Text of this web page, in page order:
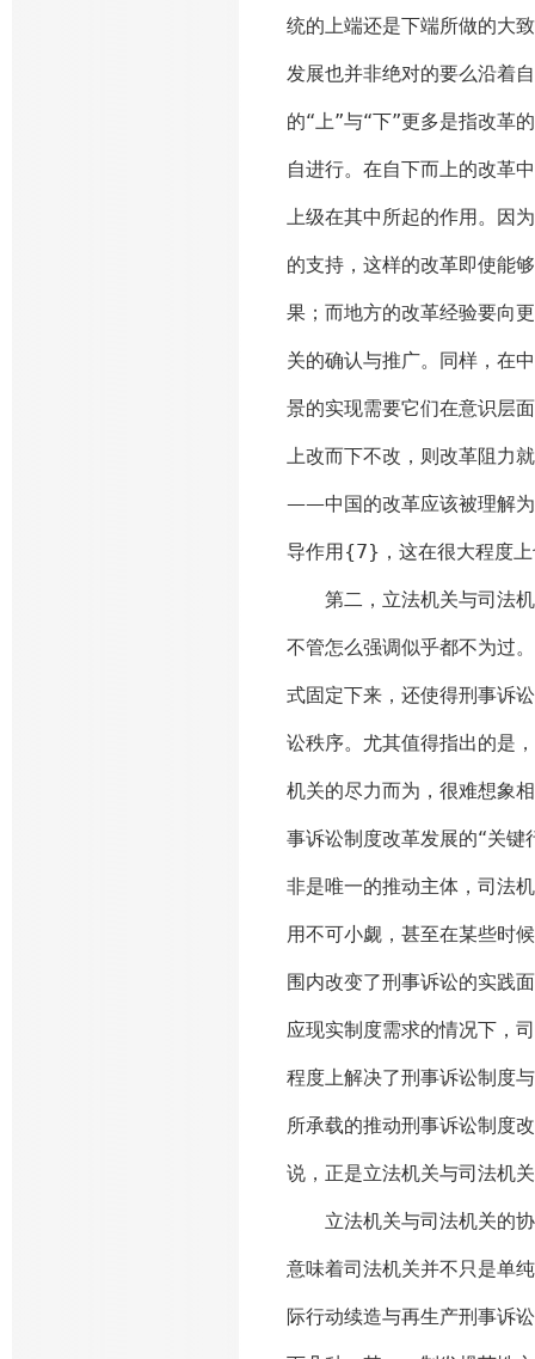
统的上端还是下端所做的大
发展也并非绝对的要么沿着
的“上”与“下”更多是指改革
自进行。在自下而上的改革
上级在其中所起的作用。因
的支持，这样的改革即使能
果；而地方的改革经验要向
关的确认与推广。同样，在
景的实现需要它们在意识层
上改而下不改，则改革阻力
——中国的改革应该被理解为
导作用{7}，这在很大程度上
第二，立法机关与司法机
不管怎么强调似乎都不为过
式固定下来，还使得刑事诉
讼秩序。尤其值得指出的是
机关的尽力而为，很难想象
事诉讼制度改革发展的“关
非是唯一的推动主体，司法
用不可小觑，甚至在某些时
围内改变了刑事诉讼的实践
应现实制度需求的情况下，
程度上解决了刑事诉讼制度
所承载的推动刑事诉讼制度
说，正是立法机关与司法机
立法机关与司法机关的协
意味着司法机关并不只是单
际行动续造与再生产刑事诉